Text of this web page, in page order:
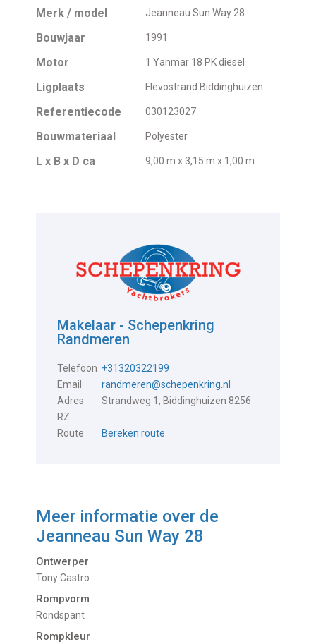
Merk / model Jeanneau Sun Way 28
Bouwjaar 1991
Motor 1 Yanmar 18 PK diesel
Ligplaats Flevostrand Biddinghuizen
Referentiecode 030123027
Bouwmateriaal Polyester
L x B x D ca 9,00 m x 3,15 m x 1,00 m
Makelaar - Schepenkring
Randmeren
Telefoon +31320322199
Email
randmeren@schepenkring.nl
Adres
Strandweg 1, Biddinghuizen 8256
RZ
Route
Bereken route
Meer informatie over de
Jeanneau Sun Way 28
Ontwerper
Tony Castro
Rompvorm
Rondspant
Rompkleur